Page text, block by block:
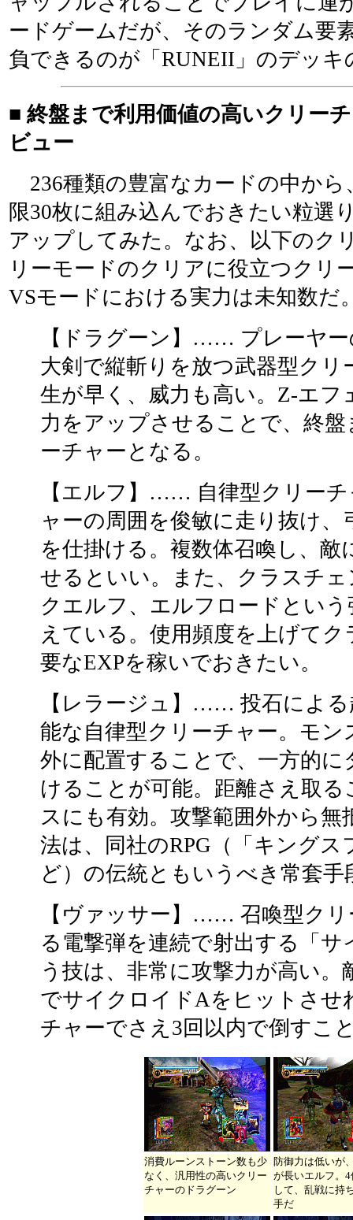
ードゲームだが、そのランダム要
負できるのが「RUNEII」のデッ
■ 終盤まで利用価値の高いクリー
ビュー
236種類の豊富なカードの中から
限30枚に組み込んでおきたい粒選
アップしてみた。なお、以下のク
リーモードのクリアに役立つクリ
VSモードにおける実力は未知数だ
【ドラグーン】…… プレーヤ
大剣で縦斬りを放つ武器型クリ
生が早く、威力も高い。Z-エフ
力をアップさせることで、終
ーチャーとなる。
【エルフ】…… 自律型クリー
ャーの周囲を俊敏に走り抜け、
を仕掛ける。複数体召喚し、敵
せるといい。また、クラスチ
クエルフ、エルフロードとい
えている。使用頻度を上げて
要なEXPを稼いでおきたい。
【レラージュ】…… 投石によ
能な自律型クリーチャー。モン
外に配置することで、一方的に
けることが可能。距離さえ取
スにも有効。攻撃範囲外から無
法は、同社のRPG（「キングス
ど）の伝統ともいうべき常套手
【ヴァッサー】…… 召喚型ク
る電撃弾を連続で射出する「
う技は、非常に攻撃力が高い。
でサイクロイドAをヒットさせ
チャーでさえ3回以内で倒すこ
消費ルーンストーン数も少
なく、汎用性の高いクリー
チャーのドラグーン
防御力は低いが
が長いエルフ。
して、乱戦に持
手だ